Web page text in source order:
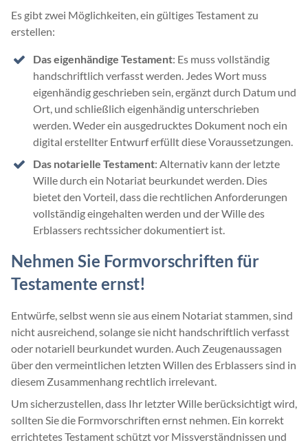
Es gibt zwei Möglichkeiten, ein gültiges Testament zu
erstellen:
Das eigenhändige Testament: Es muss vollständig
handschriftlich verfasst werden. Jedes Wort muss
eigenhändig geschrieben sein, ergänzt durch Datum und
Ort, und schließlich eigenhändig unterschrieben
werden. Weder ein ausgedrucktes Dokument noch ein
digital erstellter Entwurf erfüllt diese Voraussetzungen.
Das notarielle Testament: Alternativ kann der letzte
Wille durch ein Notariat beurkundet werden. Dies
bietet den Vorteil, dass die rechtlichen Anforderungen
vollständig eingehalten werden und der Wille des
Erblassers rechtssicher dokumentiert ist.
Nehmen Sie Formvorschriften für
Testamente ernst!
Entwürfe, selbst wenn sie aus einem Notariat stammen, sind
nicht ausreichend, solange sie nicht handschriftlich verfasst
oder notariell beurkundet wurden. Auch Zeugenaussagen
über den vermeintlichen letzten Willen des Erblassers sind in
diesem Zusammenhang rechtlich irrelevant.
Um sicherzustellen, dass Ihr letzter Wille berücksichtigt wird,
sollten Sie die Formvorschriften ernst nehmen. Ein korrekt
errichtetes Testament schützt vor Missverständnissen und